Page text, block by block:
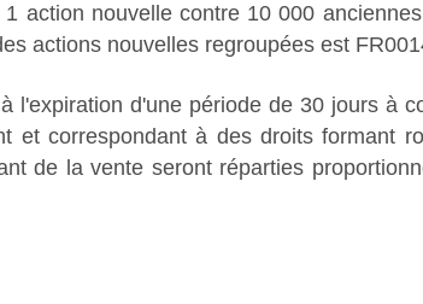
action nouvelle contre 10 000
actions nouvelles regroupées est
l'expiration d'une période de 30 jours à
et correspondant à des droits formant
de la vente seront réparties